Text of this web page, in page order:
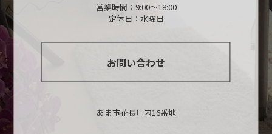
営業時間：9:00～18:00
定休日：水曜日
お問い合わせ
あま市花長川内16番地